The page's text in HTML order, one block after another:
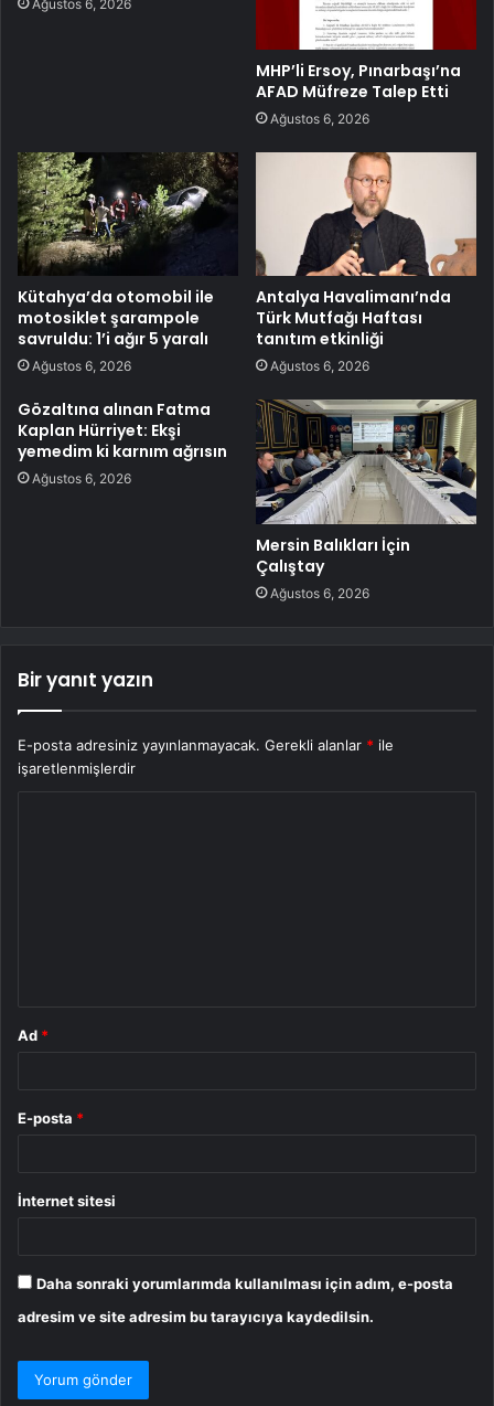
Ağustos 6, 2026
MHP’li Ersoy, Pınarbaşı’na
AFAD Müfreze Talep Etti
Ağustos 6, 2026
Kütahya’da otomobil ile
motosiklet şarampole
savruldu: 1’i ağır 5 yaralı
Ağustos 6, 2026
Antalya Havalimanı’nda
Türk Mutfağı Haftası
tanıtım etkinliği
Ağustos 6, 2026
Gözaltına alınan Fatma
Kaplan Hürriyet: Ekşi
yemedim ki karnım ağrısın
Ağustos 6, 2026
Mersin Balıkları İçin
Çalıştay
Ağustos 6, 2026
Bir yanıt yazın
E-posta adresiniz yayınlanmayacak. Gerekli alanlar * ile
işaretlenmişlerdir
Ad *
E-posta *
İnternet sitesi
Daha sonraki yorumlarımda kullanılması için adım, e-posta
adresim ve site adresim bu tarayıcıya kaydedilsin.